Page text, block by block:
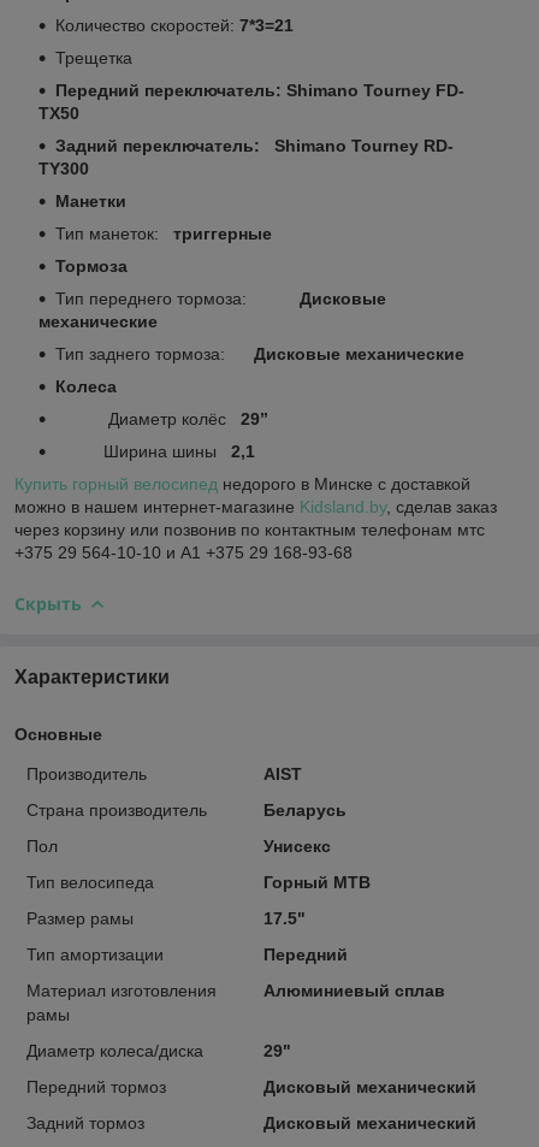
Количество скоростей: 7*3=21
Трещетка
Передний переключатель: Shimano Tourney FD-
TX50
Задний переключатель: Shimano Tourney RD-
TY300
Манетки
Тип манеток: триггерные
Тормоза
Тип переднего тормоза:
Дисковые
механические
Тип заднего тормоза:
Дисковые механические
Колеса
Диаметр колёс
29’’
Ширина шины 2,1
Купить горный велосипед недорого в Минске с доставкой
можно в нашем интернет-магазине Kidsland.by, сделав заказ
через корзину или позвонив по контактным телефонам мтс
+375 29 564-10-10 и А1 +375 29 168-93-68
Скрыть
Характеристики
Основные
Производитель
AIST
Страна производитель
Беларусь
Пол
Унисекс
Тип велосипеда
Горный MTB
Размер рамы
17.5"
Тип амортизации
Передний
Материал изготовления
рамы
Алюминиевый сплав
Диаметр колеса/диска
29"
Передний тормоз
Дисковый механический
Задний тормоз
Дисковый механический